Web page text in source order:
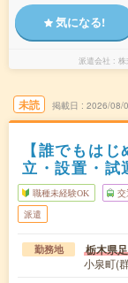
気になる!
派遣会社 株
未読 掲載日 2026/08/
【誰でもは
立・設置・試
職種未経験OK 交
派遣
勤務地 栃木県
小泉町(